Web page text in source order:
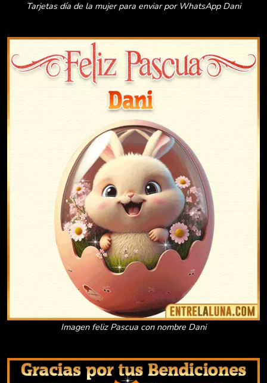
Tarjetas día de la mujer para enviar por WhatsApp Dani
Imagen feliz Pascua con nombre Dani